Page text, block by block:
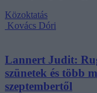
Közoktatás
Kovács Dóri
Lannert Judit:
szünetek és több
szeptembertől